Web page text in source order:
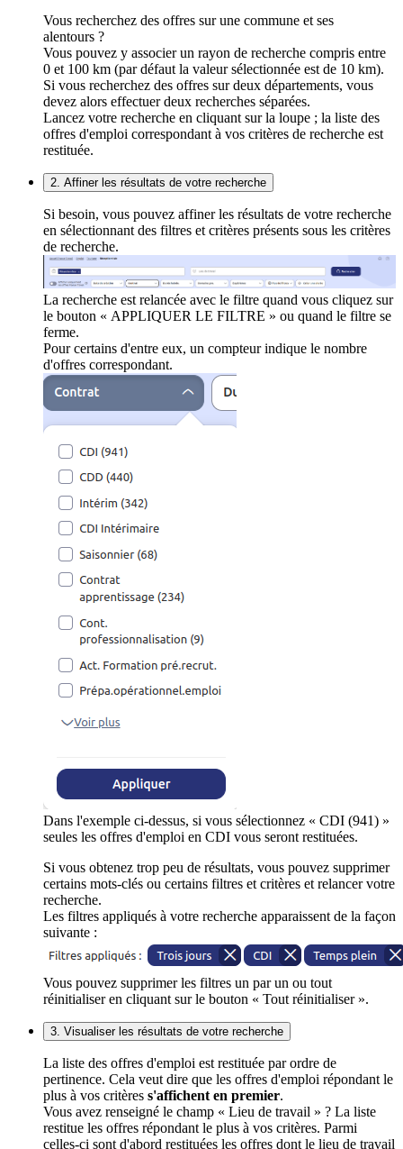
Vous recherchez des offres sur une commune et ses
alentours ?
Vous pouvez y associer un rayon de recherche compris entre
0 et 100 km (par défaut la valeur sélectionnée est de 10 km).
Si vous recherchez des offres sur deux départements, vous
devez alors effectuer deux recherches séparées.
Lancez votre recherche en cliquant sur la loupe ; la liste des
offres d'emploi correspondant à vos critères de recherche est
restituée.
2. Affiner les résultats de votre recherche
Si besoin, vous pouvez affiner les résultats de votre recherche
en sélectionnant des filtres et critères présents sous les critères
de recherche.
La recherche est relancée avec le filtre quand vous cliquez sur
le bouton « APPLIQUER LE FILTRE » ou quand le filtre se
ferme.
Pour certains d'entre eux, un compteur indique le nombre
d'offres correspondant.
Dans l'exemple ci-dessus, si vous sélectionnez « CDI (941) »
seules les offres d'emploi en CDI vous seront restituées.
Si vous obtenez trop peu de résultats, vous pouvez supprimer
certains mots-clés ou certains filtres et critères et relancer votre
recherche.
Les filtres appliqués à votre recherche apparaissent de la façon
suivante :
Vous pouvez supprimer les filtres un par un ou tout
réinitialiser en cliquant sur le bouton « Tout réinitialiser ».
3. Visualiser les résultats de votre recherche
La liste des offres d'emploi est restituée par ordre de
pertinence. Cela veut dire que les offres d'emploi répondant le
plus à vos critères s'affichent en premier.
Vous avez renseigné le champ « Lieu de travail » ? La liste
restitue les offres répondant le plus à vos critères. Parmi
celles-ci sont d'abord restituées les offres dont le lieu de travail